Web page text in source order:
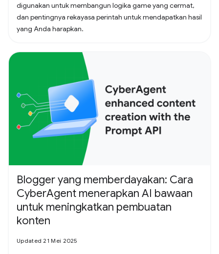
digunakan untuk membangun logika game yang cermat,
dan pentingnya rekayasa perintah untuk mendapatkan hasil
yang Anda harapkan.
Blogger yang memberdayakan: Cara
CyberAgent menerapkan AI bawaan
untuk meningkatkan pembuatan
konten
Updated 21 Mei 2025